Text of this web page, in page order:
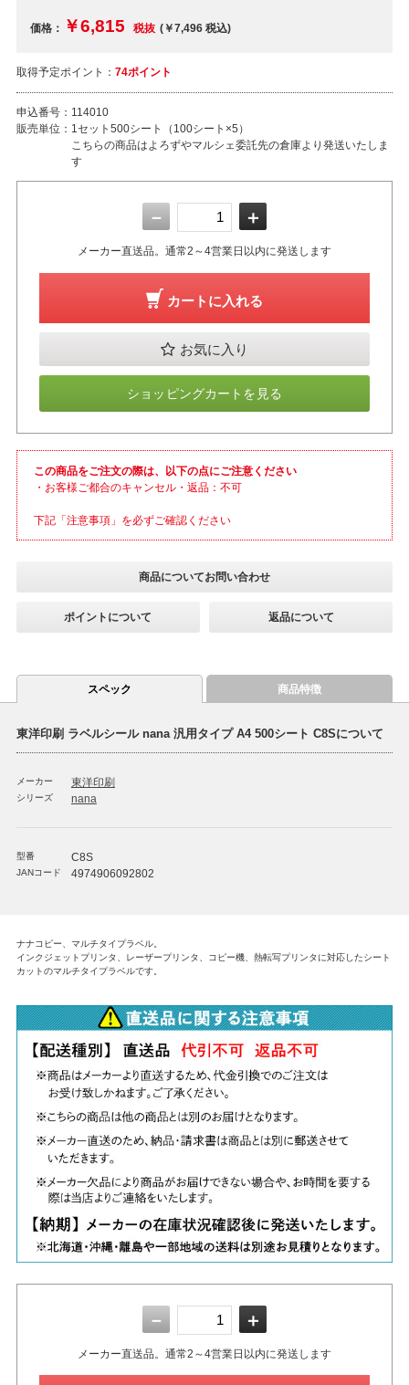
価格： ￥6,815 税抜 (￥7,496税込)
取得予定ポイント： 74ポイント
申込番号： 114010
販売単位： 1セット500シート（100シート×5）
こちらの商品はよろずやマルシェ委託先の倉庫より発送いたしま
す
－ ＋
メーカー直送品。通常2～4営業日以内に発送します
カートに入れる
お気に入り
ショッピングカートを見る
この商品をご注文の際は、以下の点にご注意ください
・お客様ご都合のキャンセル・返品：不可
下記「注意事項」を必ずご確認ください
商品についてお問い合わせ
ポイントについて 返品について
スペック 商品特徴
東洋印刷 ラベルシール nana 汎用タイプ A4 500シート C8Sについて
メーカー 東洋印刷
シリーズ nana
型番 C8S
JANコード 4974906092802
ナナコピー、マルチタイプラベル。
インクジェットプリンタ、レーザープリンタ、コピー機、熱転写プリンタに対応したシート
カットのマルチタイプラベルです。
－ ＋
メーカー直送品。通常2～4営業日以内に発送します